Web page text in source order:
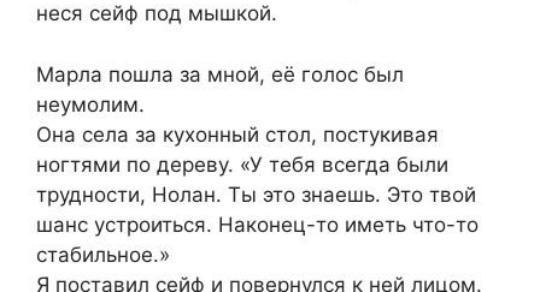
неся сейф под мышкой.
Марла пошла за мной, её голос был
неумолим.
Она села за кухонный стол, постукивая
ногтями по дереву. «У тебя всегда были
трудности, Нолан. Ты это знаешь. Это твой
шанс устроиться. Наконец-то иметь что-то
стабильное.»
Я поставил сейф и повернулся к ней лицом.